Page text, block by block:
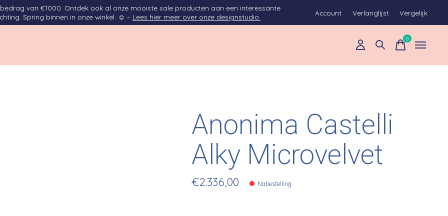
van €1000. Ontdek ook al onze mooiste sale producten aan een interessante
Spring binnen in onze winkel. ☺ – Lees hier meer over onze designstudio. Account Verlanglijst Vergelijk
0items
Anonima Castelli
Alky Microvelvet
€2.336,00 Nabestelling